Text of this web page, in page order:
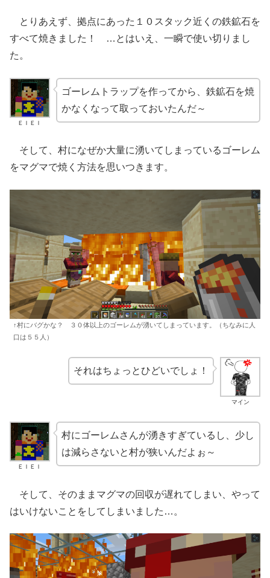
とりあえず、拠点にあった１０スタック近くの鉄鉱石を
すべて焼きました！ …とはいえ、一瞬で使い切りまし
た。
ＥＩＥＩ
ゴーレムトラップを作ってから、鉄鉱石を焼
かなくなって取っておいたんだ～
そして、村になぜか大量に湧いてしまっているゴーレム
をマグマで焼く方法を思いつきます。
↑村にバグかな？ ３０体以上のゴーレムが湧いてしまっています。（ちなみに人
口は５５人）
マイン
それはちょっとひどいでしょ！
ＥＩＥＩ
村にゴーレムさんが湧きすぎているし、少し
は減らさないと村が狭いんだよぉ～
そして、そのままマグマの回収が遅れてしまい、やって
はいけないことをしてしまいました…。